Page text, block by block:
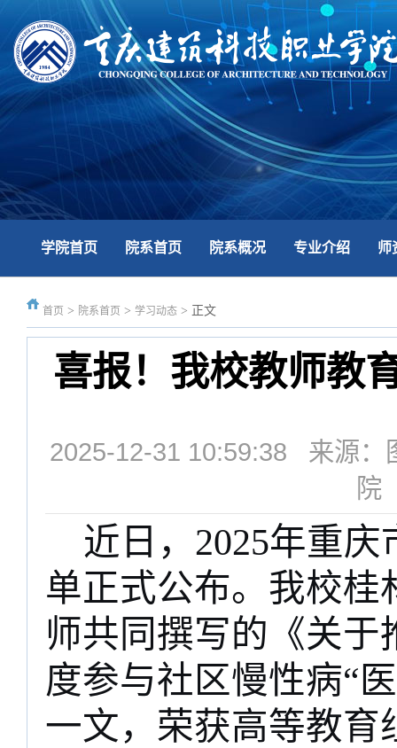
学院首页 院系首页 院系概况 专业介绍 师
首页 > 院系首页 > 学习动态 > 正文
喜报！我校教师教
2025-12-31 10:59:38 来源：
院
近日， 2025年重庆
单正式公布。我校桂
师共同撰写的《关
度参与社区慢性病“
一文，荣获高等教育